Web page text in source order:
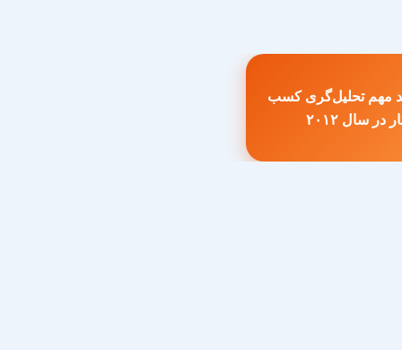
مهم تحلیل‌گری کسب
در سال ۲۰۱۲